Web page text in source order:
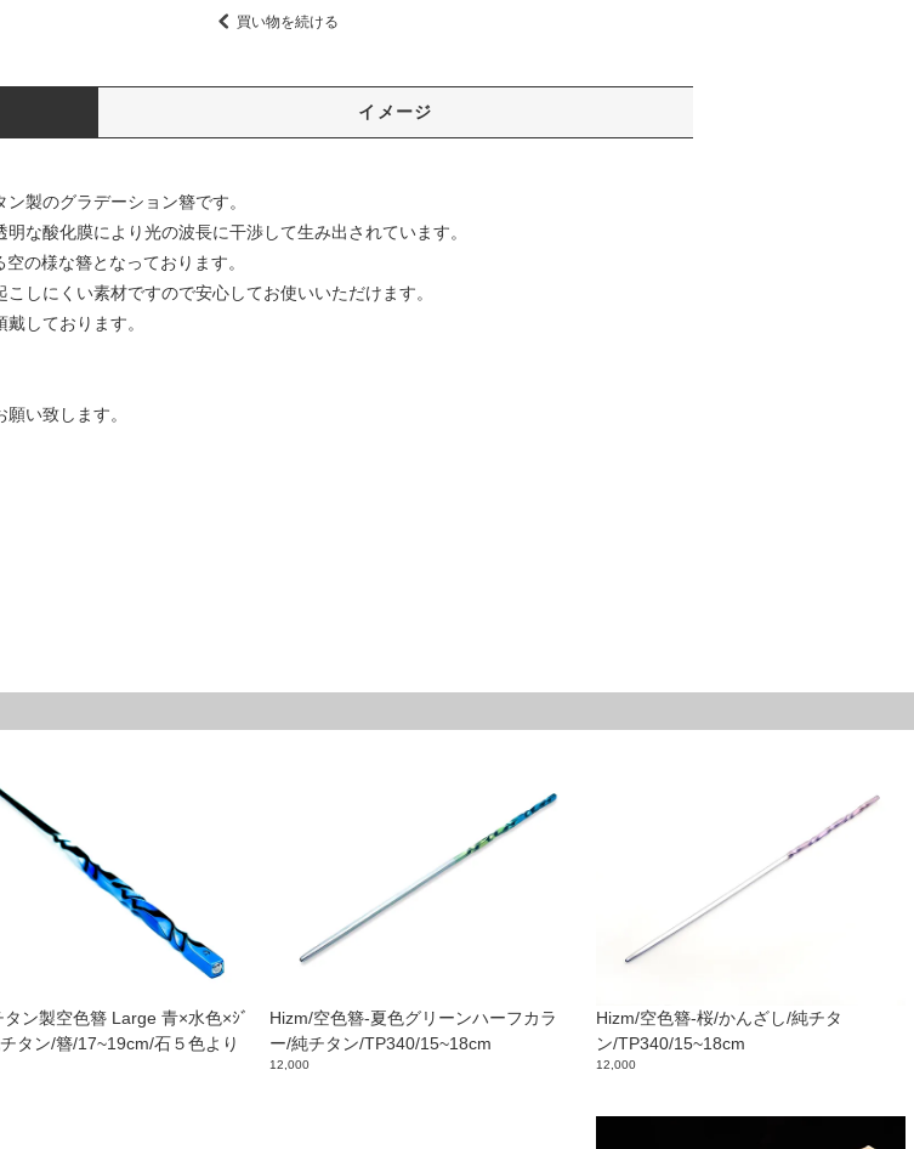
買い物を続ける
イメージ
製のグラデーション簪です。
な酸化膜により光の波長に干渉して生み出されています。
の様な簪となっております。
しにくい素材ですので安心してお使いいただけます。
しております。
い致します。
タン製空色簪 Large 青×水色×ｼﾞ
タン/簪/17~19cm/石５色より
Hizm/空色簪-夏色グリーンハーフカラ
ー/純チタン/TP340/15~18cm
12,000
Hizm/空色簪-桜/かんざし/純チタ
ン/TP340/15~18cm
12,000